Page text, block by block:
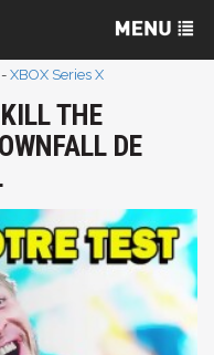
- XBOX Series X
THE
DE